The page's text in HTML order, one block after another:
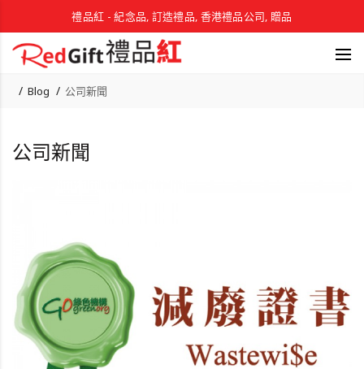
禮品紅 - 紀念品, 訂造禮品, 香港禮品公司, 贈品
Blog 公司新聞
公司新聞